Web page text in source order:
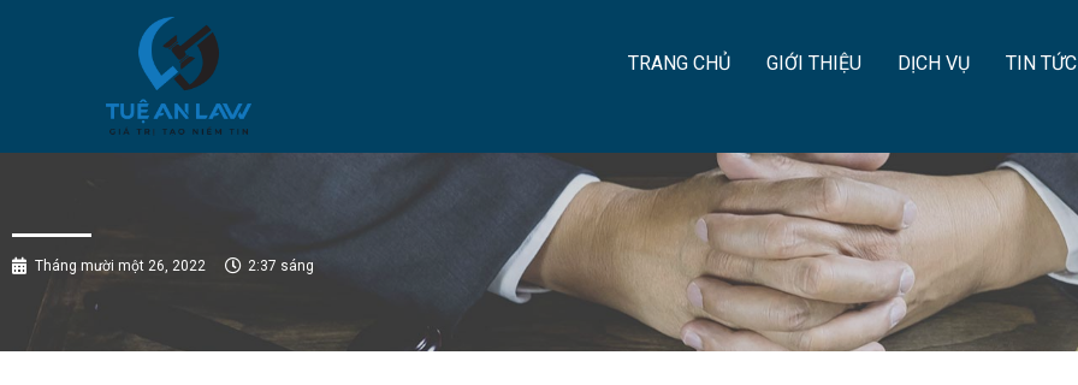
TRANG CHỦ GIỚI THIỆU DỊCH VỤ TIN TỨC
Tháng mười một 26, 2022 2:37 sáng